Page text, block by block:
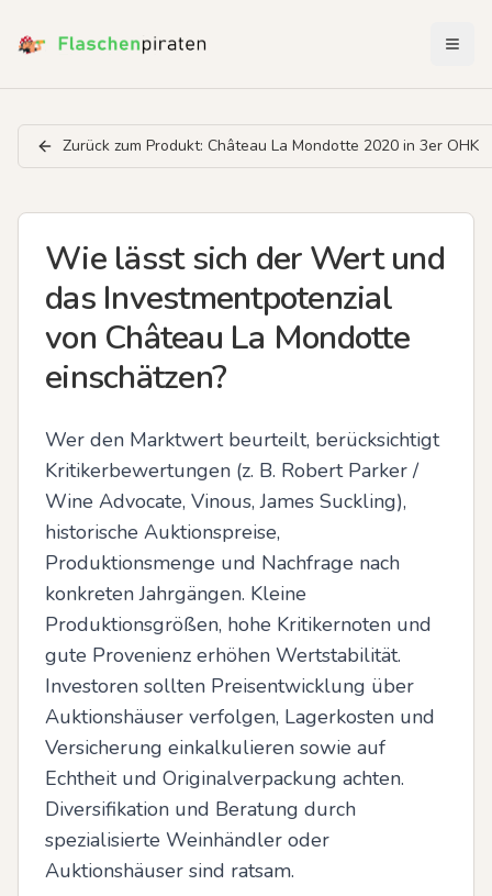
Zurück zum Produkt: Château La Mondotte 2020 in 3er OHK
Wie lässt sich der Wert und
das Investmentpotenzial
von Château La Mondotte
einschätzen?
Wer den Marktwert beurteilt, berücksichtigt
Kritikerbewertungen (z. B. Robert Parker /
Wine Advocate, Vinous, James Suckling),
historische Auktionspreise,
Produktionsmenge und Nachfrage nach
konkreten Jahrgängen. Kleine
Produktionsgrößen, hohe Kritikernoten und
gute Provenienz erhöhen Wertstabilität.
Investoren sollten Preisentwicklung über
Auktionshäuser verfolgen, Lagerkosten und
Versicherung einkalkulieren sowie auf
Echtheit und Originalverpackung achten.
Diversifikation und Beratung durch
spezialisierte Weinhändler oder
Auktionshäuser sind ratsam.